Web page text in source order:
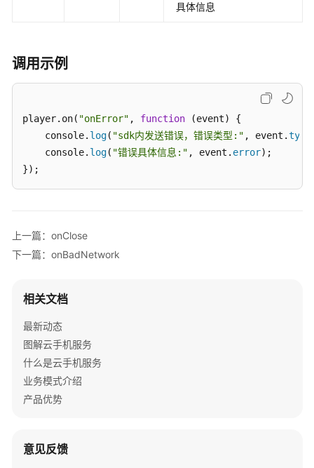
发
API
SDK
KooPhone
SDK
述
KooPhone
端
SDK
矩
具体信息
调用示例
player.on( "onError" , function (event)
{
    console.
log( "sdk内发送错误，错误类型:" , event.type
    console.
log( "错误具体信息:" , event. error);
});
上一篇：onClose
下一篇：onBadNetwork
相关文档
最新动态
图解云手机服务
什么是云手机服务
业务模式介绍
产品优势
意见反馈